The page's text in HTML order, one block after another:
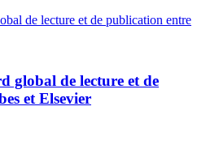
global de lecture et de
et Elsevier